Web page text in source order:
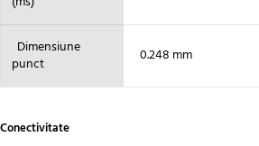
Dimensiune
punct
0.248 mm
Conectivitate